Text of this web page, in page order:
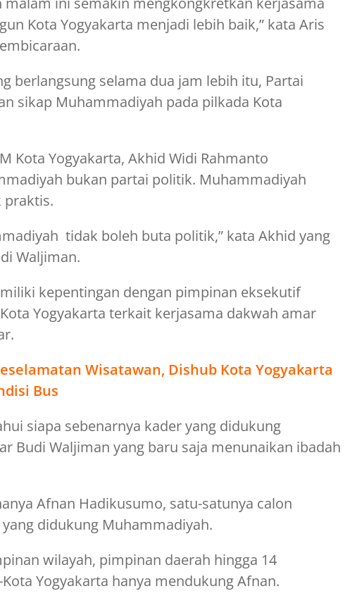
Kota Yogyakarta menjadi lebih baik,” kata Aris
berlangsung selama dua jam lebih itu, Partai
sikap Muhammadiyah pada pilkada Kota
Kota Yogyakarta, Akhid Widi Rahmanto
bukan partai politik. Muhammadiyah
praktis.
tidak boleh buta politik,” kata Akhid yang
Waljiman.
kepentingan dengan pimpinan eksekutif
Yogyakarta terkait kerjasama dakwah amar
Wisatawan, Dishub Kota Yogyakarta
Bus
siapa sebenarnya kader yang didukung
Budi Waljiman yang baru saja menunaikan ibadah
Afnan Hadikusumo, satu-satunya calon
didukung Muhammadiyah.
wilayah, pimpinan daerah hingga 14
Yogyakarta hanya mendukung Afnan.